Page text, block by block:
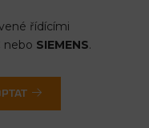
řídícími
nebo SIEMENS.